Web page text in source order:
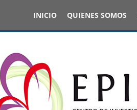
INICIO QUIENES SOMOS